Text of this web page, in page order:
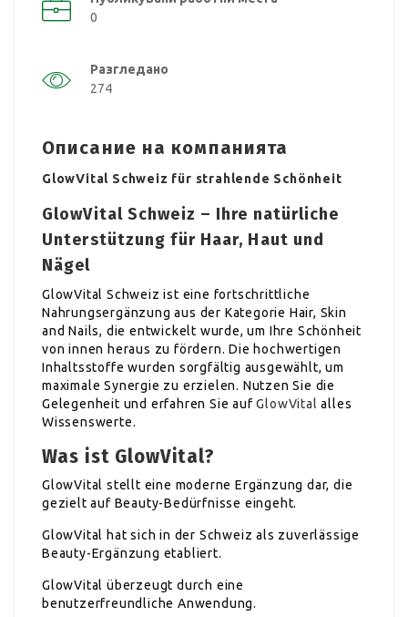
0
Разгледано
274
Описание на компанията
GlowVital Schweiz für strahlende Schönheit
GlowVital Schweiz – Ihre natürliche
Unterstützung für Haar, Haut und
Nägel
GlowVital Schweiz ist eine fortschrittliche
Nahrungsergänzung aus der Kategorie Hair, Skin
and Nails, die entwickelt wurde, um Ihre Schönheit
von innen heraus zu fördern. Die hochwertigen
Inhaltsstoffe wurden sorgfältig ausgewählt, um
maximale Synergie zu erzielen. Nutzen Sie die
Gelegenheit und erfahren Sie aufGlowVital alles
Wissenswerte.
Was ist GlowVital?
GlowVital stellt eine moderne Ergänzung dar, die
gezielt auf Beauty-Bedürfnisse eingeht.
GlowVital hat sich in der Schweiz als zuverlässige
Beauty-Ergänzung etabliert.
GlowVital überzeugt durch eine
benutzerfreundliche Anwendung.